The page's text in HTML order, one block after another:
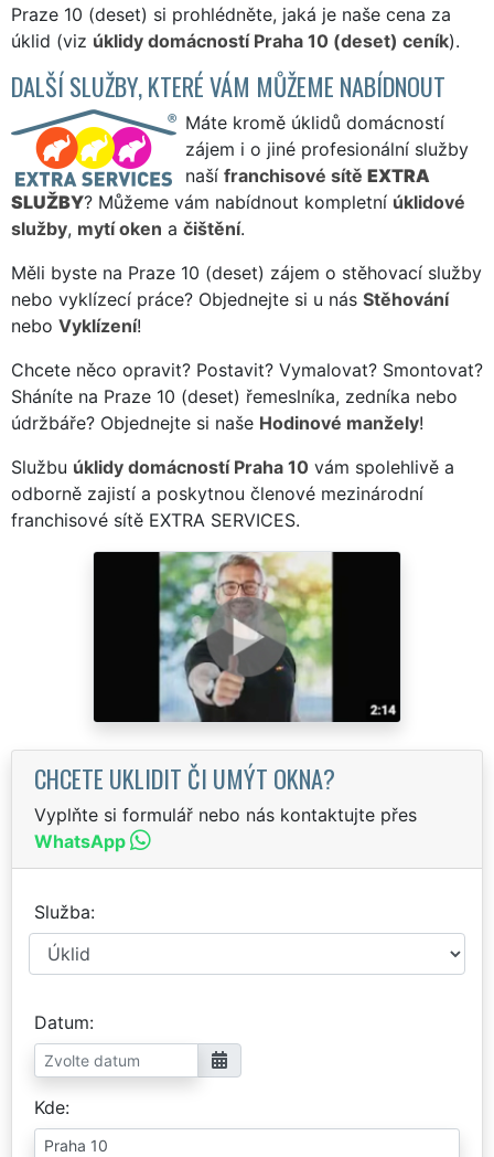
Praze 10 (deset) si prohlédněte, jaká je naše cena za
úklid (viz úklidy domácností Praha 10 (deset) ceník).
DALŠÍ SLUŽBY, KTERÉ VÁM MŮŽEME NABÍDNOUT
Máte kromě úklidů domácností
zájem i o jiné profesionální služby
naší franchisové sítě EXTRA
SLUŽBY? Můžeme vám nabídnout kompletní úklidové
služby, mytí oken a čištění.
Měli byste na Praze 10 (deset) zájem o stěhovací služby
nebo vyklízecí práce? Objednejte si u nás Stěhování
nebo Vyklízení!
Chcete něco opravit? Postavit? Vymalovat? Smontovat?
Sháníte na Praze 10 (deset) řemeslníka, zedníka nebo
údržbáře? Objednejte si naše Hodinové manžely!
Službu úklidy domácností Praha 10 vám spolehlivě a
odborně zajistí a poskytnou členové mezinárodní
franchisové sítě EXTRA SERVICES.
CHCETE UKLIDIT ČI UMÝT OKNA?
Vyplňte si formulář nebo nás kontaktujte přes
WhatsApp
Služba
Datum
Kde